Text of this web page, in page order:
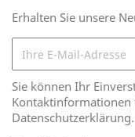
Erhalten Sie unsere
Sie können Ihr
Kontaktinformationen
Datenschutzerklärung.